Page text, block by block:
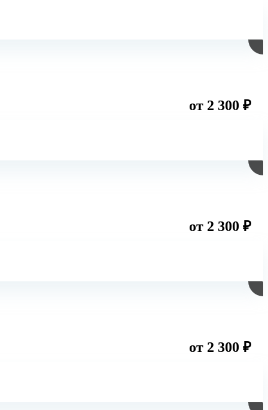
от 2 300 ₽
от 2 300 ₽
от 2 300 ₽